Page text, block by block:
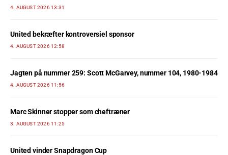
4. AUGUST 2026 13:31
United bekræfter kontroversiel sponsor
4. AUGUST 2026 12:58
Jagten på nummer 259: Scott McGarvey, nummer 104, 1980-1984
4. AUGUST 2026 11:56
Marc Skinner stopper som cheftræner
3. AUGUST 2026 11:25
United vinder Snapdragon Cup